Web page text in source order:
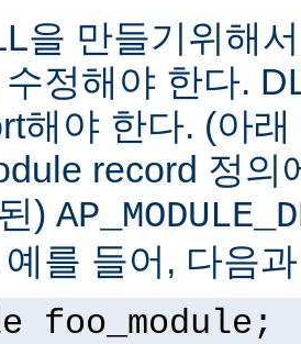
을 만들기위해
정해야 한다.
해야 한다. (아
record 정의
)
를 들어, 다음
foo_module;